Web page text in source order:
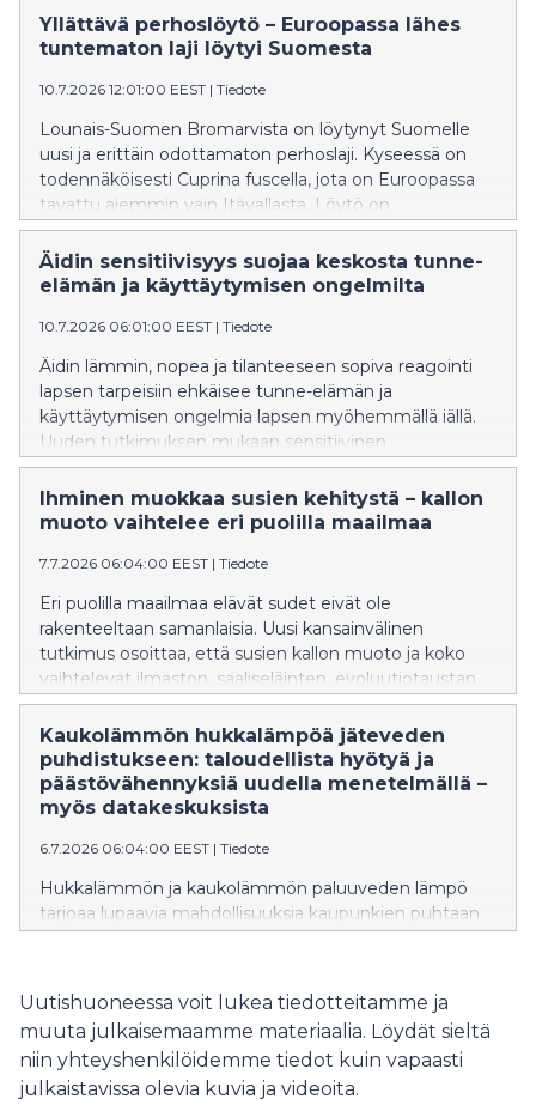
vaiheessa ne potilaat, joiden sairaus on erityisen
aggressiivinen. Oulun yliopiston tutkimus tarjoaa
pohjan uudenlaiselle biomarkkeripaneelille, jonka avulla
tehokkaimmat hoidot voidaan kohdentaa oikealle
Yllättävä perhoslöytö – Euroopassa lähes
tuntematon laji löytyi Suomesta
10.7.2026 12:01:00 EEST | Tiedote
Lounais-Suomen Bromarvista on löytynyt Suomelle
uusi ja erittäin odottamaton perhoslaji. Kyseessä on
todennäköisesti Cuprina fuscella, jota on Euroopassa
tavattu aiemmin vain Itävallasta. Löytö on
poikkeuksellinen, sillä laji kuuluu alaheimoon, jota ei ole
aiemmin havaittu Suomessa eikä muuallakaan
Pohjois-Euroopassa.
Äidin sensitiivisyys suojaa keskosta tunne-
elämän ja käyttäytymisen ongelmilta
10.7.2026 06:01:00 EEST | Tiedote
Äidin lämmin, nopea ja tilanteeseen sopiva reagointi
lapsen tarpeisiin ehkäisee tunne-elämän ja
käyttäytymisen ongelmia lapsen myöhemmällä iällä.
Uuden tutkimuksen mukaan sensitiivinen
vuorovaikutus suojaa etenkin ennenaikaisesti
syntyneitä.
Ihminen muokkaa susien kehitystä – kallon
muoto vaihtelee eri puolilla maailmaa
7.7.2026 06:04:00 EEST | Tiedote
Eri puolilla maailmaa elävät sudet eivät ole
rakenteeltaan samanlaisia. Uusi kansainvälinen
tutkimus osoittaa, että susien kallon muoto ja koko
vaihtelevat ilmaston, saaliseläinten, evoluutiotaustan
sekä yhä enemmän myös ihmisen vaikutuksen
mukaan.
Kaukolämmön hukkalämpöä jäteveden
puhdistukseen: taloudellista hyötyä ja
päästövähennyksiä uudella menetelmällä –
myös datakeskuksista
6.7.2026 06:04:00 EEST | Tiedote
Hukkalämmön ja kaukolämmön paluuveden lämpö
tarjoaa lupaavia mahdollisuuksia kaupunkien puhtaan
siirtymän edistämiseen. Oulun yliopiston Kavereno-
vuosittainen liiketulos voi parhaimmillaan kasvaa lähes
40 prosenttia, samalla kun hiilidioksidipäästöt
vähenevät noin kolmanneksen.
Uutishuoneessa voit lukea tiedotteitamme ja
muuta julkaisemaamme materiaalia. Löydät sieltä
niin yhteyshenkilöidemme tiedot kuin vapaasti
julkaistavissa olevia kuvia ja videoita.